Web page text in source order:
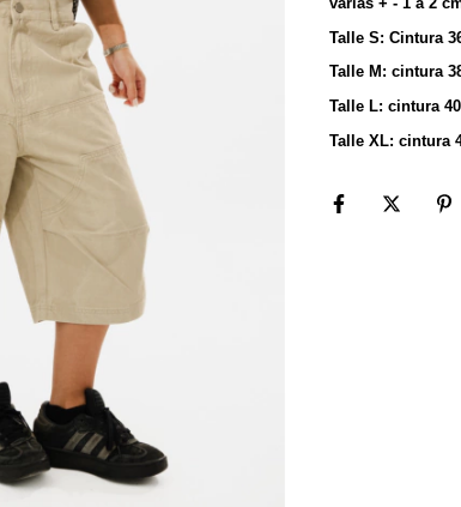
Talle S: Cintura
Talle M: cintura
Talle L: cintura
Talle XL: cintura